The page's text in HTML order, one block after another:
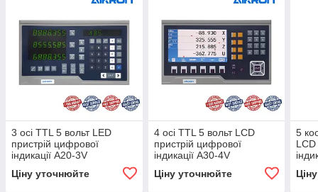
3 осі TTL 5 вольт LЕD
пристрій цифрової
індикації A20-3V
Ціну уточнюйте
4 осі TTL 5 вольт LCD
пристрій цифрової
індикації A30-4V
Ціну уточнюйте
5
LCD